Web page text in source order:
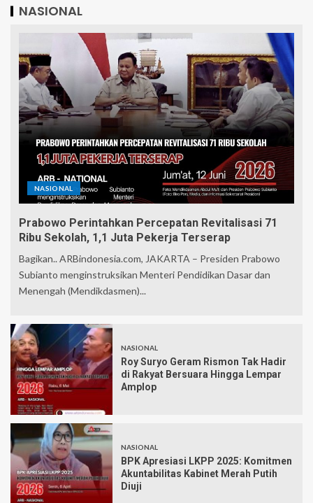
NASIONAL
NASIONAL
Prabowo Perintahkan Percepatan Revitalisasi 71
Ribu Sekolah, 1,1 Juta Pekerja Terserap
Bagikan.. ARBindonesia.com, JAKARTA – Presiden Prabowo
Subianto menginstruksikan Menteri Pendidikan Dasar dan
Menengah (Mendikdasmen)...
NASIONAL
Roy Suryo Geram Rismon Tak Hadir
di Rakyat Bersuara Hingga Lempar
Amplop
NASIONAL
BPK Apresiasi LKPP 2025: Komitmen
Akuntabilitas Kabinet Merah Putih
Diuji